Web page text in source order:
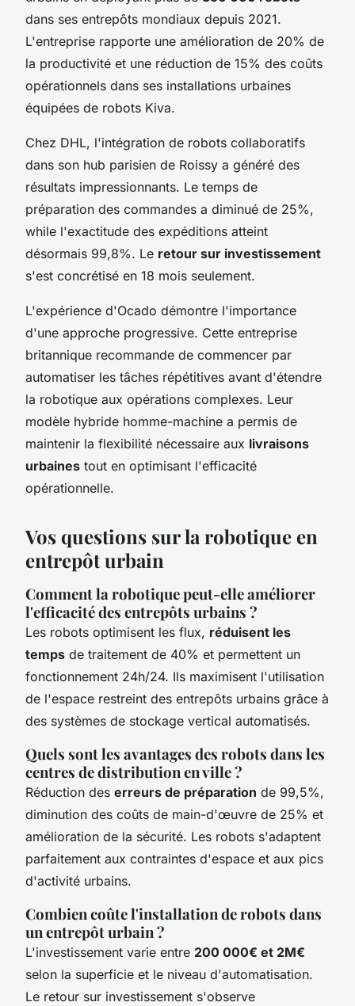
dans ses entrepôts mondiaux depuis 2021.
L'entreprise rapporte une amélioration de 20% de
la productivité et une réduction de 15% des coûts
opérationnels dans ses installations urbaines
équipées de robots Kiva.
Chez DHL, l'intégration de robots collaboratifs
dans son hub parisien de Roissy a généré des
résultats impressionnants. Le temps de
préparation des commandes a diminué de 25%,
while l'exactitude des expéditions atteint
désormais 99,8%. Le retour sur investissement
s'est concrétisé en 18 mois seulement.
L'expérience d'Ocado démontre l'importance
d'une approche progressive. Cette entreprise
britannique recommande de commencer par
automatiser les tâches répétitives avant d'étendre
la robotique aux opérations complexes. Leur
modèle hybride homme-machine a permis de
maintenir la flexibilité nécessaire aux livraisons
urbaines tout en optimisant l'efficacité
opérationnelle.
Vos questions sur la robotique en
entrepôt urbain
Comment la robotique peut-elle améliorer
l'efficacité des entrepôts urbains ?
Les robots optimisent les flux, réduisent les
temps de traitement de 40% et permettent un
fonctionnement 24h/24. Ils maximisent l'utilisation
de l'espace restreint des entrepôts urbains grâce à
des systèmes de stockage vertical automatisés.
Quels sont les avantages des robots dans les
centres de distribution en ville ?
Réduction des erreurs de préparation de 99,5%,
diminution des coûts de main-d'œuvre de 25% et
amélioration de la sécurité. Les robots s'adaptent
parfaitement aux contraintes d'espace et aux pics
d'activité urbains.
Combien coûte l'installation de robots dans
un entrepôt urbain ?
L'investissement varie entre 200 000€ et 2M€
selon la superficie et le niveau d'automatisation.
Le retour sur investissement s'observe